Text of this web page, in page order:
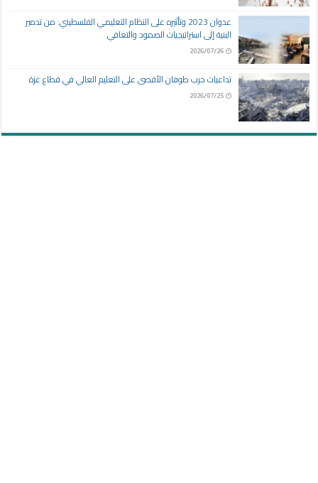
عدوان 2023 وتأثيره على النظام التعليمي الفلسطيني: من تدمير
البنية إلى استراتيجيات الصمود والتعافي
2026/07/26
تداعيات حرب طوفان الأقصى على التعليم العالي في قطاع غزة
2026/07/25